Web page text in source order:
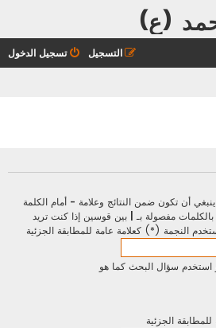
(ع)
تسجيل الدخول التسجيل
أن تكون ضمن النتائج وعلامة - أمام الكلمة
مفصولة بـ
بين قوسين إذا كنت تريد
النجمة (*) كعلامة عامة للمطابقة الجزئية
استخدم سؤال البحث كما هو
الجزئية